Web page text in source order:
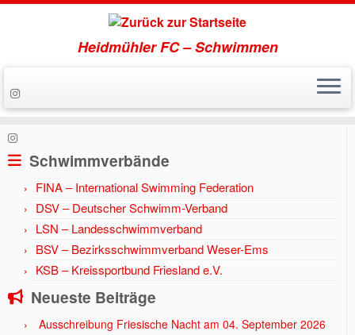
Zum
Inhalt
Heidmühler FC – Schwimmen
Start » Aktuell » Weschenfelder
Schwimmverbände
FINA – International Swimming Federation
DSV – Deutscher Schwimm-Verband
LSN – Landesschwimmverband
BSV – Bezirksschwimmverband Weser-Ems
KSB – Kreissportbund Friesland e.V.
Neueste Beiträge
Ausschreibung Friesische Nacht am 04. September 2026